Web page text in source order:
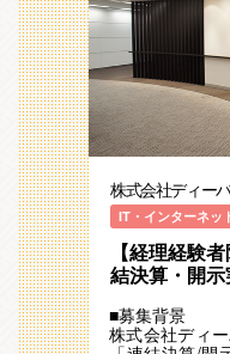
具体的には、
的には2％程度
おります。（20
期初の目標に対
くため、ご自
評価で評価を
〇複数企業の決
業務の属人化
ロジェクトを
す。
そのため、1社
業務の知識と
2,3社の決算業
決算業務の手
様のために幅広
ができます。
〇安定した成
す。
同社は毎年20
ソーシングサー
ており、2017
務の一連を経
・ＩＴ：国内
る、自社連結会
ができます。
・コンサルテ
った知見を活
る会計課題に
す。
引があり、その
め、リーダーポ
きます。
✩同社での就業
け）✩
〇マネジメン
ップが可能。
200社以上の企
※お客様事例：
事株式会社、
上！
■魅力/特徴
◎「大手企業
い」「WLBを
じた評価を貰
・大手企業の連
・四半期決算が
ける
・会計知識を
できる
・実績ベース
強
・ITや業務改
得できる
株式会社ディーバ
IT・インターネッ
【経理経験
結決算・開
ハリある働き方
■募集背景
株式会社ディ